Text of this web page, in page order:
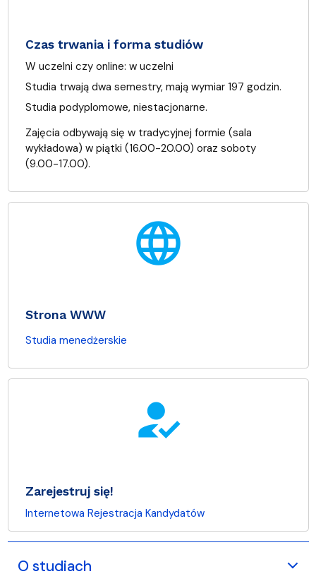
Czas trwania i forma studiów
W uczelni czy online: w uczelni
Studia trwają dwa semestry, mają wymiar 197 godzin.
Studia podyplomowe, niestacjonarne.
Zajęcia odbywają się w tradycyjnej formie (sala
wykładowa) w piątki (16.00-20.00) oraz soboty
(9.00-17.00).
language
Strona WWW
Studia menedżerskie
how_to_reg
Zarejestruj się!
Internetowa Rejestracja Kandydatów
O studiach